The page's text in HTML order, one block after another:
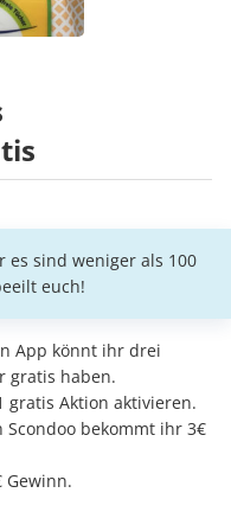
es sind weniger als 100
euch!
App könnt ihr drei
gratis haben.
gratis Aktion aktivieren.
Scondoo bekommt ihr 3€
Gewinn.